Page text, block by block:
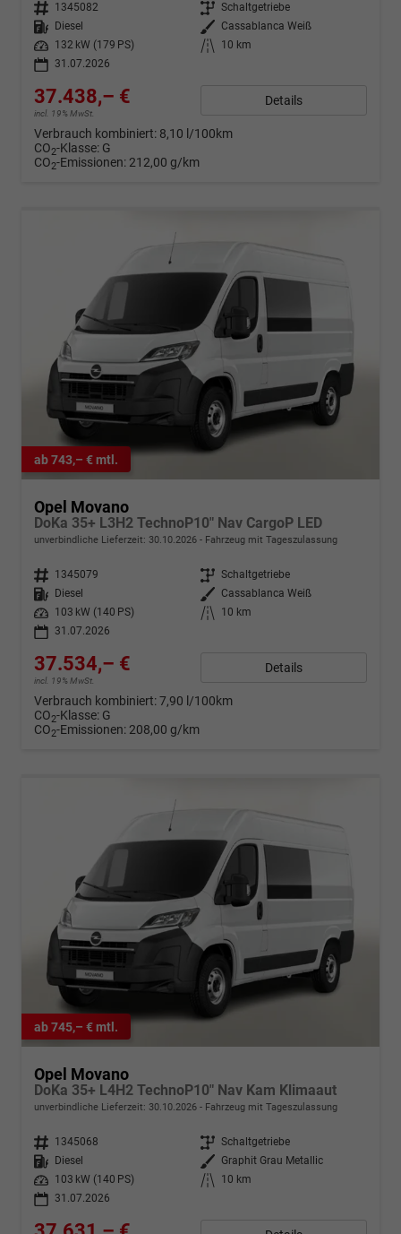
Fahrzeugnr. 1345082 Getriebe Schaltgetriebe
Kraftstoff
Diesel Außenfarbe Cassablanca Weiß
Leistung
132 kW (179 PS) Kilometerstand
10 km
31.07.2026
37.438,– €
incl. 19% MwSt.
Details
Verbrauch kombiniert: 8,10 l/100km
CO2-Klasse: G
CO2-Emissionen: 212,00 g/km
ab 743,– € mtl.
Opel Movano
DoKa 35+ L3H2 TechnoP10" Nav CargoP LED
unverbindliche Lieferzeit: 30.10.2026 Fahrzeug mit Tageszulassung
Fahrzeugnr. 1345079 Getriebe Schaltgetriebe
Kraftstoff
Diesel Außenfarbe Cassablanca Weiß
Leistung
103 kW (140 PS) Kilometerstand
10 km
31.07.2026
37.534,– €
incl. 19% MwSt.
Details
Verbrauch kombiniert:7,90 l/100km
CO2-Klasse: G
CO2-Emissionen: 208,00 g/km
ab 745,– € mtl.
Opel Movano
DoKa 35+ L4H2 TechnoP10" Nav Kam Klimaaut
unverbindliche Lieferzeit: 30.10.2026 Fahrzeug mit Tageszulassung
Fahrzeugnr. 1345068 Getriebe Schaltgetriebe
Kraftstoff
Diesel Außenfarbe
Graphit Grau Metallic
Leistung
103 kW (140 PS) Kilometerstand
10 km
31.07.2026